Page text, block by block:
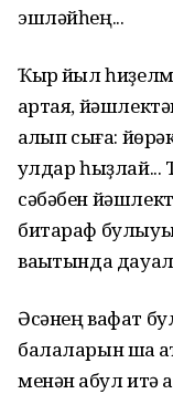
эшләйһең...
Ҡырҡ йыл
ҡартая,
ҡалҡып сыға:
ҡулдар һыҙлай...
сәбәбен
битараф
ваҡытында
Әсәнең вафат
балаларын шаҡ
менән ҡабул итә